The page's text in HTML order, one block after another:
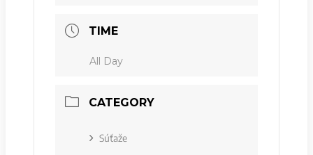
TIME
All Day
CATEGORY
Súťaže